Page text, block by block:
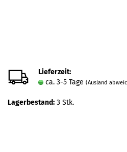
Lieferzeit:
ca. 3-5 Tage (Ausland
Lagerbestand: 3 Stk.